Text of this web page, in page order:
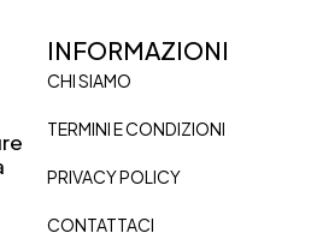
INFORMAZIONI
CHI SIAMO
TERMINI E CONDIZIONI
PRIVACY POLICY
CONTATTACI